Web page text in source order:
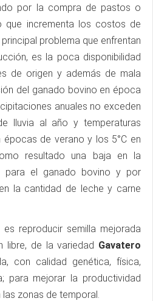
por la compra de pastos o
que incrementa los costos de
problema que enfrentan
es la poca disponibilidad
de origen y además de mala
del ganado bovino en época
anuales no exceden
lluvia al año y temperaturas
épocas de verano y los 5°C en
resultado una baja en la
para el ganado bovino y por
la cantidad de leche y carne
reproducir semilla mejorada
libre, de la variedad Gavatero
con calidad genética, física,
para mejorar la productividad
zonas de temporal.